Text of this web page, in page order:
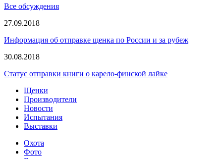
Все обсуждения
27.09.2018
Информация об отправке щенка по России и за рубеж
30.08.2018
Статус отправки книги о карело-финской лайке
Щенки
Производители
Новости
Испытания
Выставки
Охота
Фото